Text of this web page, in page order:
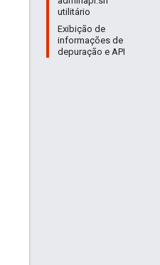
utilitário
Exibição de
informações de
depuração e API